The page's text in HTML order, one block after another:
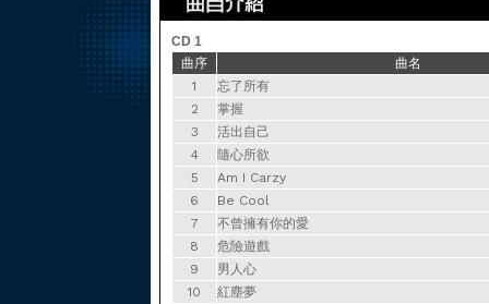
CD 1
曲序
曲名
1
忘了所有
2
掌握
3
活出自己
4
隨心所欲
5
Am I Carzy
6
Be Cool
7
不曾擁有你的愛
8
危險遊戲
9
男人心
10
紅塵夢